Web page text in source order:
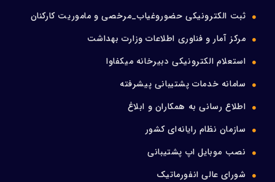
ثبت الکترونیکی حضوروغیاب_مرخصی و ماموریت کارکنان
مرکز آمار و فناوری اطلاعات وزارت بهداشت
استعلام الکترونیکی دبیرخانه میکفاوا
سامانه خدمات پشتیبانی پیشرفته
اطلاع رسانی به همکاران و ابلاغ
سازمان نظام رایانه‌ای کشور
نصب موبایل اپ پشتیبانی
شورای عالی انفورماتیک